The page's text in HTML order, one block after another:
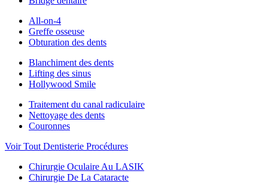
All-on-4
Greffe osseuse
Obturation des dents
Blanchiment des dents
Lifting des sinus
Hollywood Smile
Traitement du canal radiculaire
Nettoyage des dents
Couronnes
Voir Tout Dentisterie Procédures
Chirurgie Oculaire Au LASIK
Chirurgie De La Cataracte